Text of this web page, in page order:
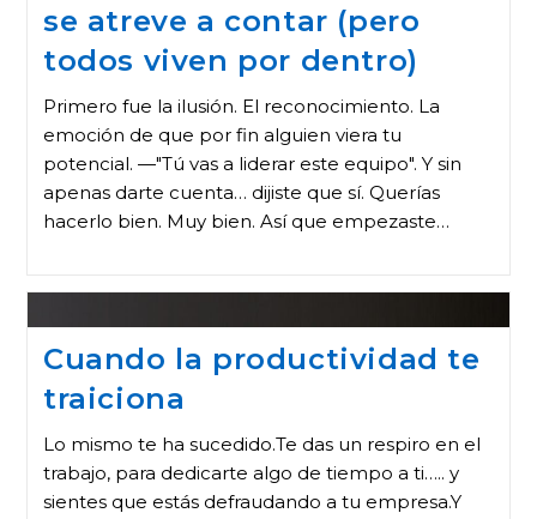
se atreve a contar (pero
todos viven por dentro)
Primero fue la ilusión. El reconocimiento. La
emoción de que por fin alguien viera tu
potencial. —"Tú vas a liderar este equipo". Y sin
apenas darte cuenta… dijiste que sí. Querías
hacerlo bien. Muy bien. Así que empezaste…
Cuando la productividad te
traiciona
Lo mismo te ha sucedido.Te das un respiro en el
trabajo, para dedicarte algo de tiempo a ti….. y
sientes que estás defraudando a tu empresa.Y